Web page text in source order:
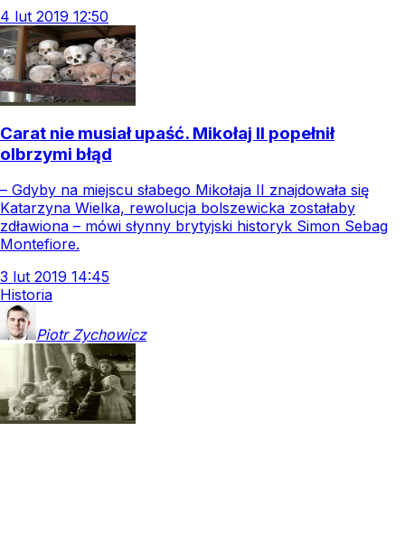
4 lut 2019 12:50
Carat nie musiał upaść. Mikołaj II popełnił
olbrzymi błąd
– Gdyby na miejscu słabego Mikołaja II znajdowała się
Katarzyna Wielka, rewolucja bolszewicka zostałaby
zdławiona – mówi słynny brytyjski historyk Simon Sebag
Montefiore.
3 lut 2019 14:45
Historia
Piotr Zychowicz